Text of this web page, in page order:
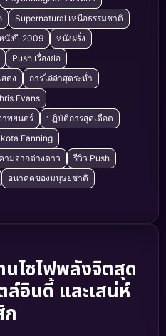
Supernatural เหนือธรรมชาติ
นังปี 2009
หนังฝรั่ง
Push เรื่องย่อ
ดง
การไล่ล่าสุดระห่ำ
Evans
พยนตร์
ปฏิบัติการสุดเดือด
Fanning
ามจากต่างดาว
รีวิว Push
อนาคตของมนุษยชาติ
นไซไฟพลังจิตสุด
อินดี้ และเสน่ห์